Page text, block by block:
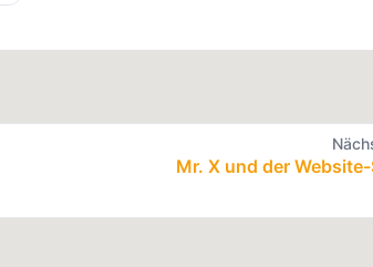
Mr. X und der